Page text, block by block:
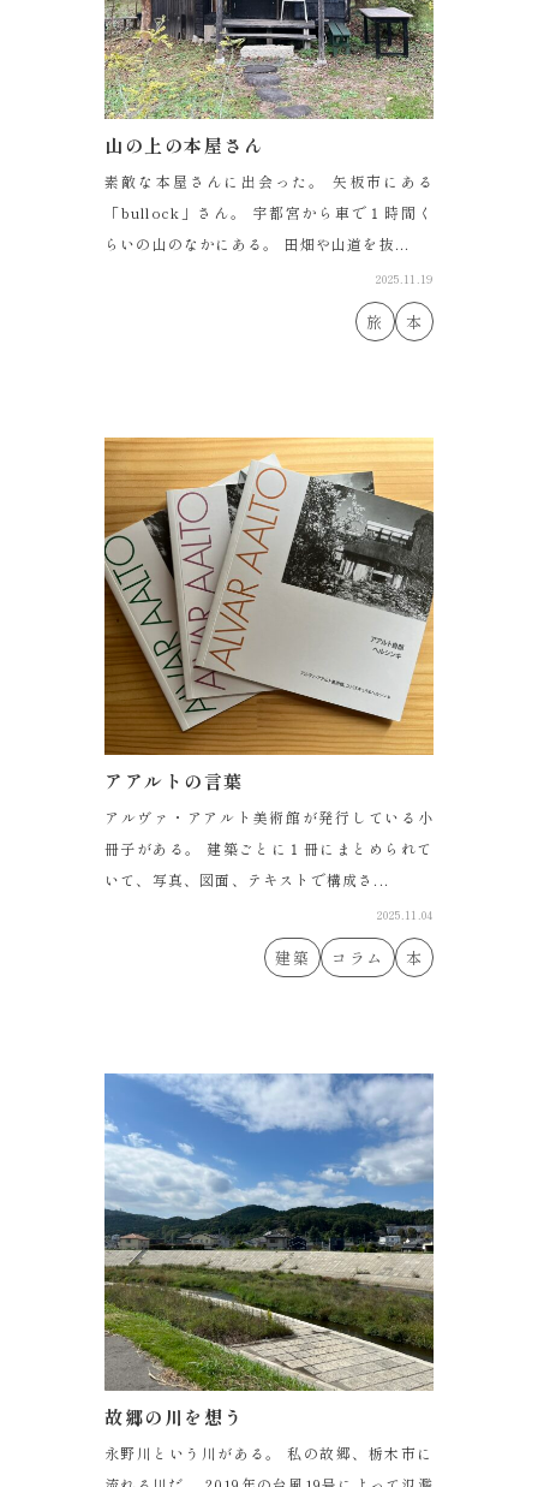
山の上の本屋さん
素敵な本屋さんに出会った。 矢板市にある
「bullock」さん。 宇都宮から車で１時間く
らいの山のなかにある。 田畑や山道を抜...
2025.11.19
旅 本
アアルトの言葉
アルヴァ・アアルト美術館が発行している小
冊子がある。 建築ごとに１冊にまとめられて
いて、写真、図面、テキストで構成さ...
2025.11.04
建築 コラム 本
故郷の川を想う
永野川という川がある。 私の故郷、栃木市に